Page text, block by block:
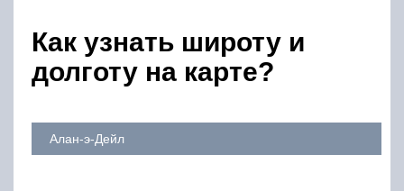
Как узнать широту и
долготу на карте?
Алан-э-Дейл